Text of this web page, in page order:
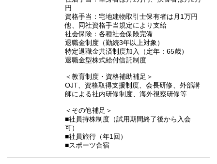
円
資格手当：宅地建物取引士保有者は月1万円
他、同社資格手当規定により支給
社会保険：各種社会保険完備
退職金制度（勤続3年以上対象）
特定退職金共済制度加入（定年：65歳）
退職金型株式給付信託制度
＜教育制度・資格補助補足＞
OJT、資格取得支援制度、会長研修、外部講
師による社内研修制度、海外視察研修等
＜その他補足＞
■社員持株制度（試用期間終了後から入会
可）
■社員旅行（年1回）
■スポーツ合宿